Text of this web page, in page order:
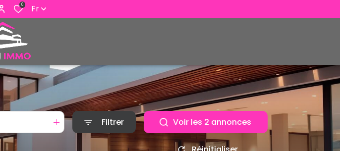
0 Fr
Filtrer Voir les 2 annonces